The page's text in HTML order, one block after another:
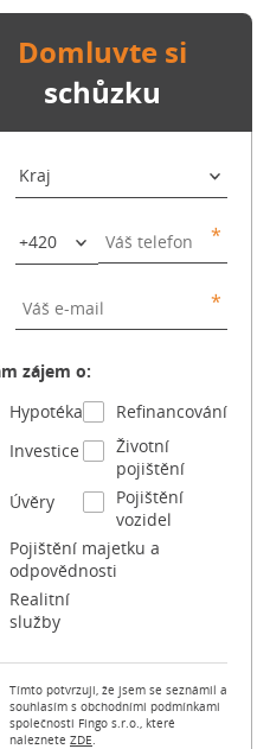
létáte jen pro radost s
vaše běžná pojistka
pojišťovna to má ale
běžná občanská
dronem vyděláváte
Točíte svatby? Děláte
Kdy vás zachrání
se nejdříve
Domluvte si
schůzku
zájem o:
Hypotéka
Refinancování
Investice
Životní
pojištění
Úvěry
Pojištění
vozidel
Pojištění majetku a
odpovědnosti
Realitní
služby
Tímto potvrzuji, že jsem se seznámil a
souhlasím s obchodními podmínkami
společnosti Fingo s.r.o., které
naleznete ZDE